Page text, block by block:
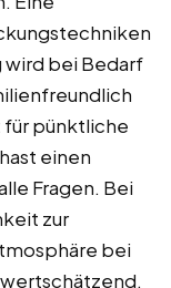
wird bei Bedarf
für pünktliche
einen
Fragen. Bei
zur
bei